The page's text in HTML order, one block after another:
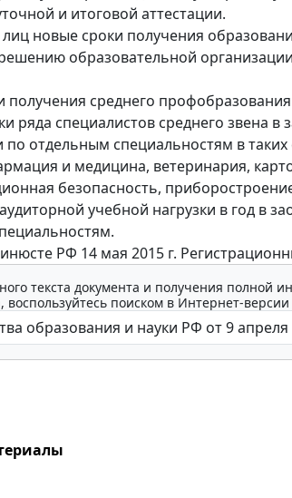
и итоговой аттестации.
новые сроки получения
образовательной
получения среднего
ряда специалистов среднего звена в
отдельным специальностям в таких
и медицина, ветеринария,
безопасность,
учебной нагрузки в год в
РФ 14 мая 2015 г.
текста документа и получения полной
поиском в Интернет-